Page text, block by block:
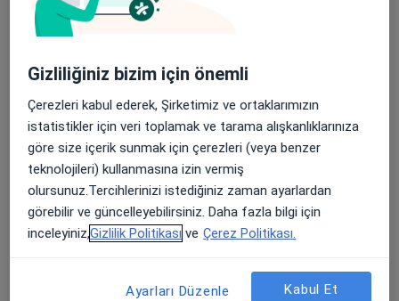
Adres
İlkadım/Samsun
İlkadım , Samsun
Haritayı büyütyeni bir sekmede açılır
Uygunluk
Bu adres için online randevu takvimi mevcut değil
Tümünü gösteradres hakkında
Gizliliğiniz bizim için önemli
Çerezleri kabul ederek, Şirketimiz ve ortaklarımızın
istatistikler için veri toplamak ve tarama alışkanlıklarınıza
göre size içerik sunmak için çerezleri (veya benzer
teknolojileri) kullanmasına izin vermiş
olursunuz.Tercihlerinizi istediğiniz zaman ayarlardan
görebilir ve güncelleyebilirsiniz. Daha fazla bilgi için
inceleyiniz,Gizlilik Politikası ve Çerez Politikası.
Ayarları Düzenle Kabul Et